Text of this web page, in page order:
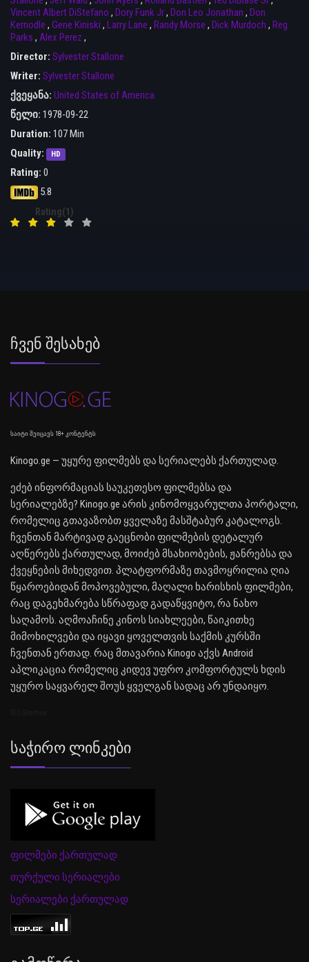
Vincent Albert DiStefano , Dory Funk Jr, Don Leo Jonathan , Don
Kernodle , Gene Kiniski , Larry Lane , Randy Morse , Dick Murdoch , Reg
Parks , Alex Perez ,
Director: Sylvester Stallone
Writer: Sylvester Stallone
ქვეყანა: United States of America
წელი: 1978-09-22
Duration: 107 Min
Quality:
HD
Rating: 0
5.8
Rating(1)
Ჩვენ Შესახებ
საიტი შეიცავს 18+ კონტენტს
Kinogo.ge — უყურე ფილმებს და სერიალებს ქართულად.
ეძებ ინფორმაციას საუკეთესო ფილმებსა და
სერიალებზე? Kinogo.ge არის კინომოყვარულთა პორტალი,
რომელიც გთავაზობთ ყველაზე მასშტაბურ კატალოგს.
ჩვენთან მარტივად გაეცნობი ფილმების დეტალურ
აღწერებს ქართულად, მოიძებ მსახიობების, ჟანრებსა და
ქვეყნების მიხედვით. პლატფორმაზე თავმოყრილია ღია
წყაროებიდან მოპოვებული, მაღალი ხარისხის ფილმები,
რაც დაგეხმარება სწრაფად გადაწყვიტო, რა ნახო
საღამოს. აღმოაჩინე კინოს სიახლეები, წაიკითხე
მიმოხილვები და იყავი ყოველთვის საქმის კურსში
ჩვენთან ერთად. რაც მთავარია Kinogo აქვს Android
აპლიკაცია რომელიც კიდევ უფრო კომფორტულს ხდის
უყურო საყვარელ შოუს ყველგან სადაც არ უნდაიყო.
Საჭირო Ლინკები
ფილმები ქართულად
თურქული სერიალები
სერიალები ქართულად